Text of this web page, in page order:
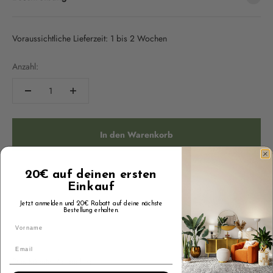
Voraussichtliche Lieferzeit: 1 bis 2 Wochen
Anzahl:
In den Warenkorb
20€ auf deinen ersten
Einkauf
Jetzt anmelden und 20€ Rabatt auf deine nächste
Bestellung erhalten.